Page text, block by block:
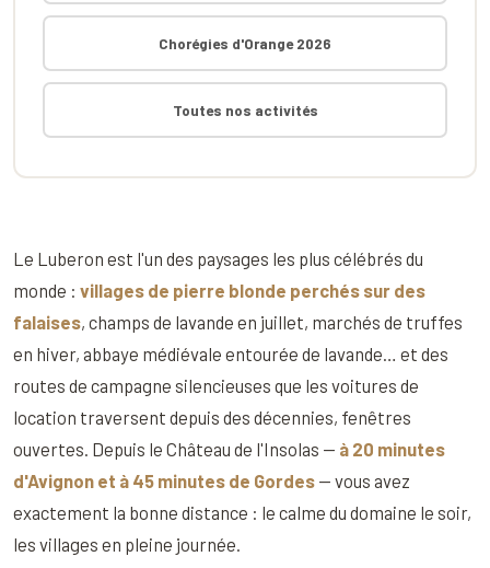
Le Luberon est l'un des paysages les plus célébrés du
monde : villages de pierre blonde perchés sur des
falaises, champs de lavande en juillet, marchés de truffes
en hiver, abbaye médiévale entourée de lavande… et des
routes de campagne silencieuses que les voitures de
location traversent depuis des décennies, fenêtres
ouvertes. Depuis le Château de l'Insolas — à 20 minutes
d'Avignon et à 45 minutes de Gordes — vous avez
exactement la bonne distance : le calme du domaine le soir,
les villages en pleine journée.
Chorégies d'Orange 2026
Toutes nos activités